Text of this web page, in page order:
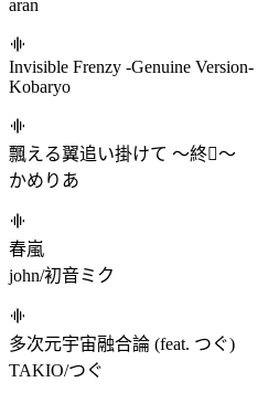
Ever Free
Massive New Krew
Insomnia (feat. 奈良ひより)
Mameyudoufu/Lactar1uz/奈良ひより
ワールドイズマイン (かぐや&月
ryo (supercell)/かぐや(cv.夏吉ゆう
SAY MY NAME !!
VOLTA